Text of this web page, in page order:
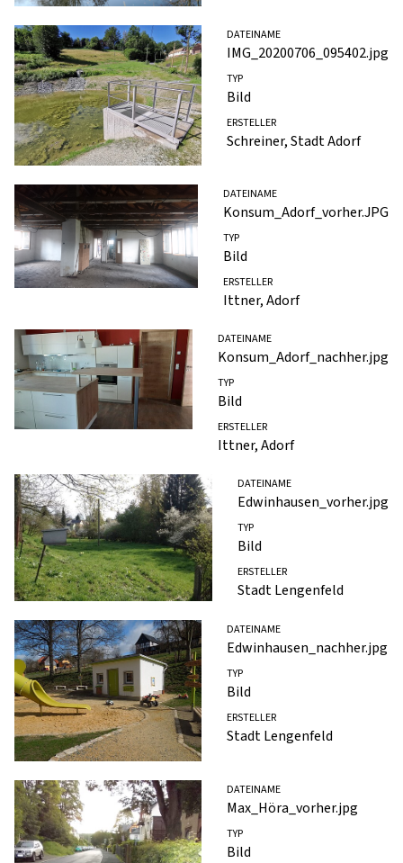
DATEINAME
IMG_20200706_095402.jpg
TYP
Bild
ERSTELLER
Schreiner, Stadt Adorf
DATEINAME
Konsum_Adorf_vorher.JPG
TYP
Bild
ERSTELLER
Ittner, Adorf
DATEINAME
Konsum_Adorf_nachher.jpg
TYP
Bild
ERSTELLER
Ittner, Adorf
DATEINAME
Edwinhausen_vorher.jpg
TYP
Bild
ERSTELLER
Stadt Lengenfeld
DATEINAME
Edwinhausen_nachher.jpg
TYP
Bild
ERSTELLER
Stadt Lengenfeld
DATEINAME
Max_Höra_vorher.jpg
TYP
Bild